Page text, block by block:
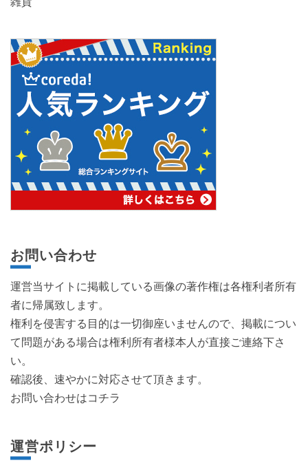
お問い合わせ
運営当サイトに掲載している画像の著作権は各権利者所有
者に帰属致します。
権利を侵害する目的は一切御座いませんので、掲載につい
て問題がある場合は権利所有者様本人が直接ご連絡下さ
い。
確認後、速やかに対応させて頂きます。
お問い合わせはコチラ
運営ポリシー